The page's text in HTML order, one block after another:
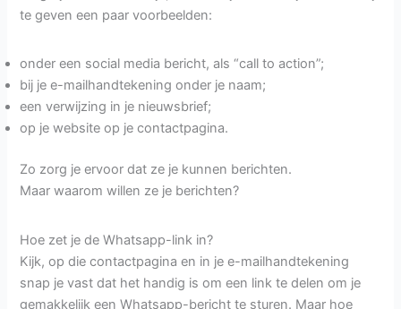
te geven een paar voorbeelden:
onder een social media bericht, als “call to action”;
bij je e-mailhandtekening onder je naam;
een verwijzing in je nieuwsbrief;
op je website op je contactpagina.
Zo zorg je ervoor dat ze je kunnen berichten.
Maar waarom willen ze je berichten?
Hoe zet je de Whatsapp-link in?
Kijk, op die contactpagina en in je e-mailhandtekening
snap je vast dat het handig is om een link te delen om je
gemakkelijk een Whatsapp-bericht te sturen. Maar hoe